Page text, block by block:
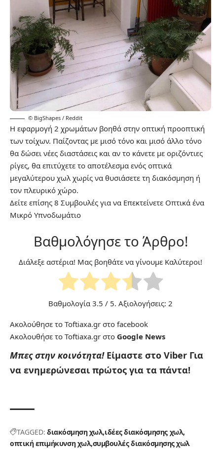
© BigShapes / Reddit
Η εφαρμογή 2 χρωμάτων βοηθά στην οπτική προοπτική
των τοίχων. Παίζοντας με μισό τόνο και μισό άλλο τόνο
θα δώσει νέες διαστάσεις και αν το κάνετε με οριζόντιες
ρίγες, θα επιτύχετε το αποτέλεσμα ενός οπτικά
μεγαλύτερου χωλ χωρίς να θυσιάσετε τη διακόσμηση ή
τον πλευρικό χώρο.
Δείτε επίσης 8 Συμβουλές για να Επεκτείνετε Οπτικά ένα
Μικρό Υπνοδωμάτιο
Βαθμολόγησε το Άρθρο!
Διάλεξε αστέρια! Μας βοηθάτε να γίνουμε Καλύτεροι!
Βαθμολογία 3.5 / 5. Αξιολογήσεις: 2
Ακολούθησε το Toftiaxa.gr στο facebook
Ακολουθήσε το Toftiaxa.gr στο Google News
Μπες στην κοινότητα! Είμαστε στο Viber Για
να ενημερώνεσαι πρώτος για τα πάντα!
TAGGED: διακόσμηση χωλ ιδέες διακόσμησης χωλ
οπτική επιμήκυνση χωλ συμβουλές διακόσμησης χωλ